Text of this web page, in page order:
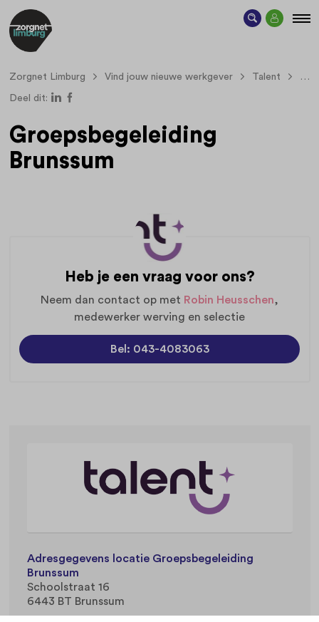
Zorgnet Limburg Vind jouw nieuwe werkgever Talent
Deel dit:
Groepsbegeleiding
Brunssum
Heb je een vraag voor ons?
Neem dan contact op met Robin Heusschen,
medewerker werving en selectie
Bel: 043-4083063
Adresgegevens locatie Groepsbegeleiding
Brunssum
Schoolstraat 16
6443 BT Brunssum